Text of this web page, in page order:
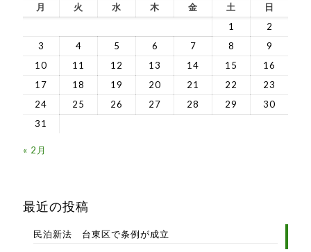
月 火 水 木 金 土
日
1
2
3
4 5 6 7 8
9
10
11 12 13 14 15
16
17
18 19 20 21 22
23
24
25 26 27 28 29
30
31
« 2月
最近の投稿
民泊新法 台東区で条例が成立